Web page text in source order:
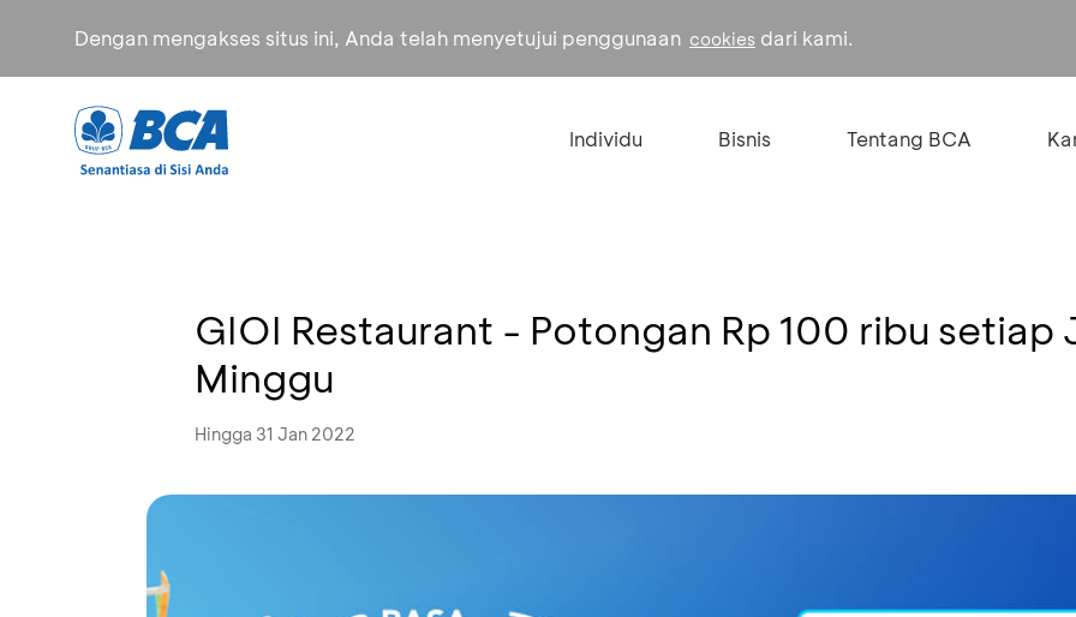
Dengan mengakses situs ini, Anda telah menyetujui penggunaan cookies dari kami.
Individu Bisnis Tentang BCA
GIOI Restaurant - Potongan Rp 100 ribu setiap
Minggu
Hingga 31 Jan 2022